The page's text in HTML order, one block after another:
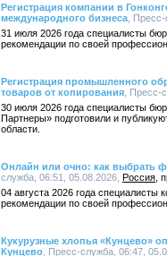
Регистрация компании в
международного бизнеса ,
31 июля 2026 года специалисты
рекомендации по своей
Регистрация промышленного
товаров от копирования ,
30 июля 2026 года специалисты
Партнеры» подготовили и
области.
Онлайн или очно: как выбрать
служба, 06:51, 05.08.2026, Россия
04 августа 2026 года специалисты
рекомендации по своей
Кукурузные хлопья «Кунцево»
Кунцево , Пресс-служба, 06:47,